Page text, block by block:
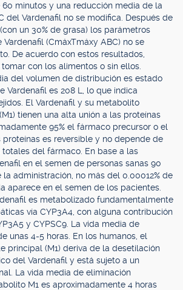
minutos y una reducción media de la
del Vardenafil no se modifica. Después de
un 30% de grasa) los parámetros
(CmáxTmáxy ABC) no se
De acuerdo con estos resultados,
con los alimentos o sin ellos.
del volumen de distribución es estado
Vardenafil es 208 L, lo que indica
El Vardenafil y su metabolito
tienen una alta unión a las proteínas
95% el fármaco precursor o el
proteínas es reversible y no depende de
del fármaco. En base a las
en el semen de personas sanas 90
administración, no más del 0.00012% de
aparece en el semen de los pacientes.
es metabolizado fundamentalmente
vía CYP3A4, con alguna contribución
y CYPSC9. La vida media de
unas 4-5 horas. En los humanos, el
principal (M1) deriva de la desetilación
del Vardenafil y está sujeto a un
La vida media de eliminación
M1 es aproximadamente 4 horas